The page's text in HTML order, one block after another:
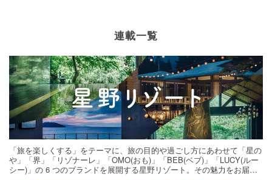
連載一覧
「旅を楽しくする」をテーマに、旅の目的や過ごし方にあわせて「星の
や」「界」「リゾナーレ」「OMO(おも)」「BEB(ベブ)」「LUCY(ルー
シー)」の 6 つのブランドを展開する星野リゾート。その魅力をお届け